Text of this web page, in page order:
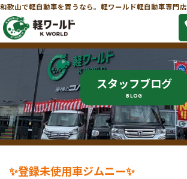
和歌山で軽自動車を買うなら。軽ワールド軽自動車専門店
スタッフブログ
BLOG
✨登録未使用車ジムニー✨